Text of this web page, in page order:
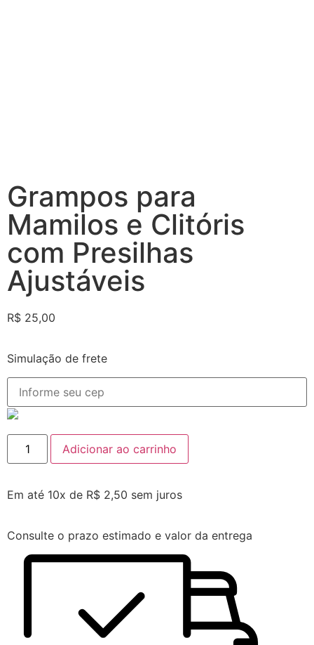
Grampos para
Mamilos e Clitóris
com Presilhas
Ajustáveis
R$ 25,00
Simulação de frete
Adicionar ao carrinho
Em até 10x de R$ 2,50 sem juros
Consulte o prazo estimado e valor da entrega